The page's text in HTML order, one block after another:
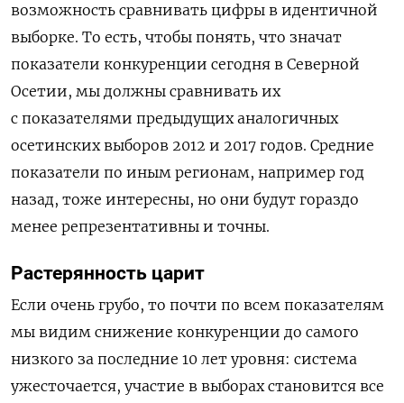
возможность сравнивать цифры в идентичной
выборке. То есть, чтобы понять, что значат
показатели конкуренции сегодня в Северной
Осетии, мы должны сравнивать их
с показателями предыдущих аналогичных
осетинских выборов 2012 и 2017 годов. Средние
показатели по иным регионам, например год
назад, тоже интересны, но они будут гораздо
менее репрезентативны и точны.
Растерянность царит
Если очень грубо, то почти по всем показателям
мы видим снижение конкуренции до самого
низкого за последние 10 лет уровня: система
ужесточается, участие в выборах становится все